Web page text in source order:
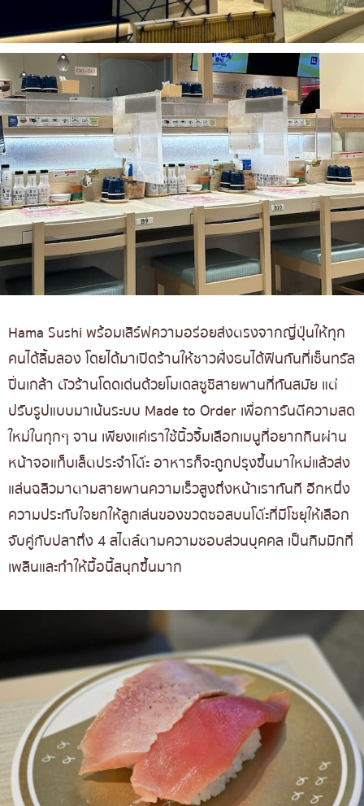
Hama Sushi พร้อมเสิร์ฟความอร่อยส่งตรงจากญี่ปุ่นให้ทุก
คนได้ลิ้มลอง โดยได้มาเปิดร้านให้ชาวฝั่งธนได้ฟินกันที่เซ็นทรัล
ปิ่นเกล้า ตัวร้านโดดเด่นด้วยโมเดลซูชิสายพานที่ทันสมัย แต่
ปรับรูปแบบมาเน้นระบบ Made to Order เพื่อการันตีความสด
ใหม่ในทุกๆ จาน เพียงแค่เราใช้นิ้วจิ้มเลือกเมนูที่อยากกินผ่าน
หน้าจอแท็บเล็ตประจำโต๊ะ อาหารก็จะถูกปรุงขึ้นมาใหม่แล้วส่ง
แล่นฉลิวมาตามสายพานความเร็วสูงถึงหน้าเราทันที อีกหนึ่ง
ความประทับใจยกให้ลูกเล่นของขวดซอสบนโต๊ะที่มีโชยุให้เลือก
จับคู่กับปลาถึง 4 สไตล์ตามความชอบส่วนบุคคล เป็นกิมมิกที่
เพลินและทำให้มื้อนี้สนุกขึ้นมาก